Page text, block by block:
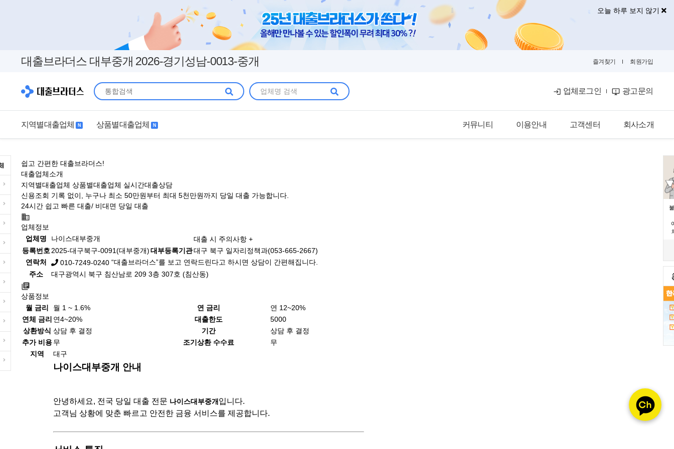
오늘 하루 보지 않기
대출브라더스 대부중개 2026-경기성남-0013-중개 즐겨찾기 회원가입
업체로그인 광고문의
지역별대출업체 N 상품별대출업체 N 커뮤니티 이용안내 고객센터 회사소개
서울 경기
인천 부산
대구 더보기+
여성 개인돈
연체자 더보기+
쉽고 간편한 대출브라더스!
대출업체소개
지역별대출업체 상품별대출업체 실시간대출상담
신용조회 기록 없이, 누구나 최소 50만원부터 최대 5천만원까지 당일 대출 가능합니다.
24시간 쉽고 빠른 대출/ 비대면 당일 대출
업체정보
업체명
나이스대부중개
대출 시 주의사항 +
등록번호 2025-대구북구-0091(대부중개)대부등록기관대구 북구 일자리정책과(053-665-2667)
연락처
010-7249-0240 “대출브라더스”를 보고 연락드린다고 하시면 상담이 간편해집니다.
주소
대구광역시 북구 침산남로 209 3층 307호 (침산동)
상품정보
월 금리
월 1 ~ 1.6% 연 금리
연 12~20%
연체 금리 연4~20% 대출한도
5000
상환방식 상담 후 결정 기간
상담 후 결정
추가 비용무 조기상환 수수료
무
지역
대구
나이스대부중개 안내
안녕하세요, 전국 당일 대출 전문 나이스대부중개 입니다.
고객님 상황에 맞춘 빠르고 안전한 금융 서비스를 제공합니다.